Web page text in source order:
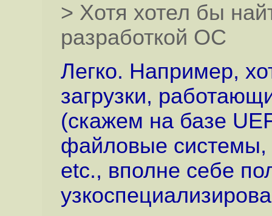
> Хотя хотел бы
разработкой ОС
Легко. Например,
загрузки,
(скажем на базе
файловые системы,
etc., вполне себе